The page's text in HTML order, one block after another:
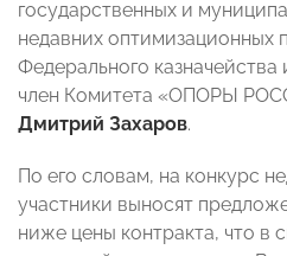
государственных и
недавних
Федерального
член Комитета «ОПОРЫ
Дмитрий Захаров.
По его словам, на конкурс
участники выносят
ниже цены контракта, что в